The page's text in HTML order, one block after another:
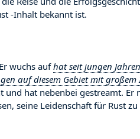
-Inhalt bekannt ist.
wuchs aufhat seit jungen
auf diesem Gebiet mit großem
hat nebenbei gestreamt. Er
seine Leidenschaft für Rust